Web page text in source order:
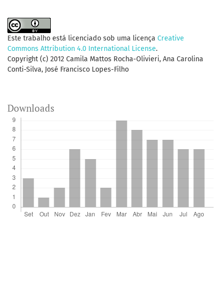
Este trabalho está licenciado sob uma licença Creative
Commons Attribution 4.0 International License.
Copyright (c) 2012 Camila Mattos Rocha-Olivieri, Ana Carolina
Conti-Silva, José Francisco Lopes-Filho
Downloads